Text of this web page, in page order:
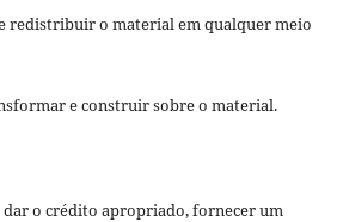
redistribuir o material em qualquer meio
e construir sobre o material.
o crédito apropriado, fornecer um